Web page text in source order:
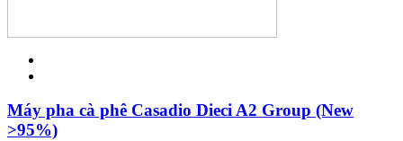
Máy pha cà phê Casadio Dieci A2 Group (New
>95%)